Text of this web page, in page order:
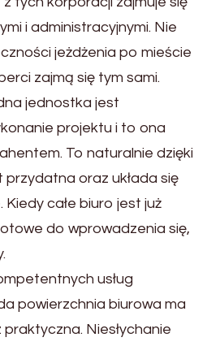
i administracyjnymi. Nie
jeżdżenia po mieście
zajmą się tym sami.
jednostka jest
projektu i to ona
To naturalnie dzięki
przydatna oraz układa się
całe biuro jest już
do wprowadzenia się,
usług
powierzchnia biurowa ma
Niesłychanie